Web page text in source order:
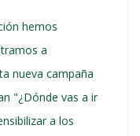
hemos
a
nueva campaña
"¿Dónde vas a ir
a los